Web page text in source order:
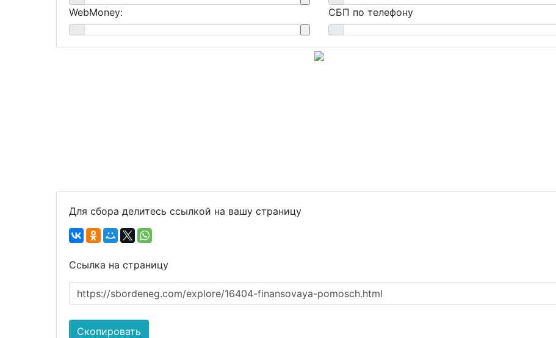
WebMoney:
СБП по телефону
Для сбора делитесь ссылкой на вашу страницу
Ссылка на страницу
https://sbordeneg.com/explore/16404-finansovaya-pomosch.html
Скопировать